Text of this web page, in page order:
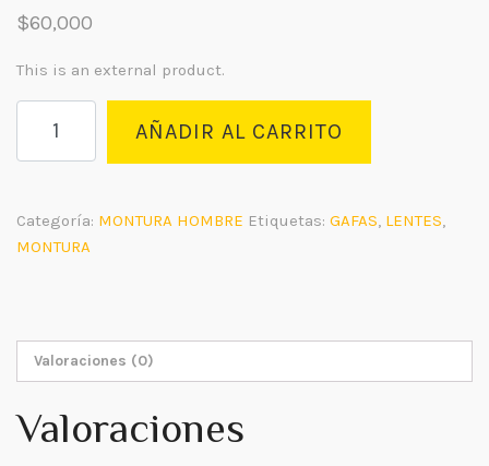
$60,000
This is an external product.
H66666
cantidad
AÑADIR AL CARRITO
Categoría: MONTURA HOMBRE Etiquetas: GAFAS LENTES
MONTURA
Valoraciones (0)
Valoraciones